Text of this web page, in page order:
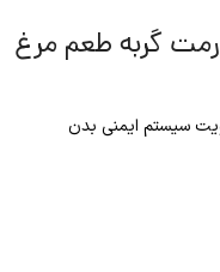
گربه طعم مرغ